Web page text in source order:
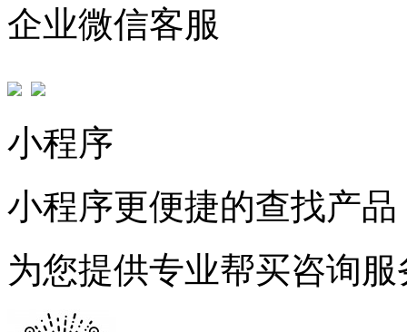
企业微信客服
小程序
小程序更便捷的查找产品
为您提供专业帮买咨询服